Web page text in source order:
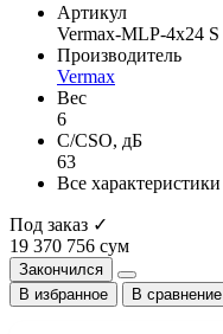
Артикул
Vermax-MLP-4x24 S
Производитель
Vermax
Вес
6
C/CSO, дБ
63
Все характеристики
Под заказ ✓
19 370 756 сум
Закончился
В избранное
В сравнение